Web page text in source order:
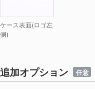
ケース表面(ロゴ左
側)
追加オプション 任意